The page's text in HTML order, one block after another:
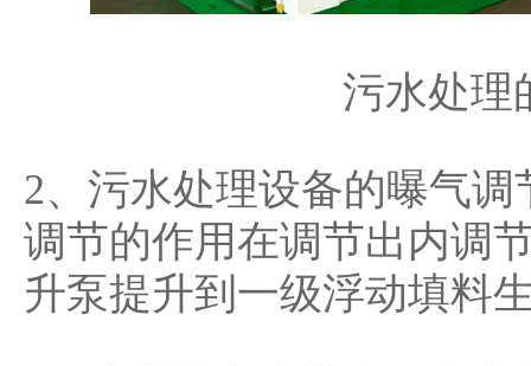
污水处理
2、污水处理设备的曝气
调节的作用在调节出内调
升泵提升到一级浮动填料